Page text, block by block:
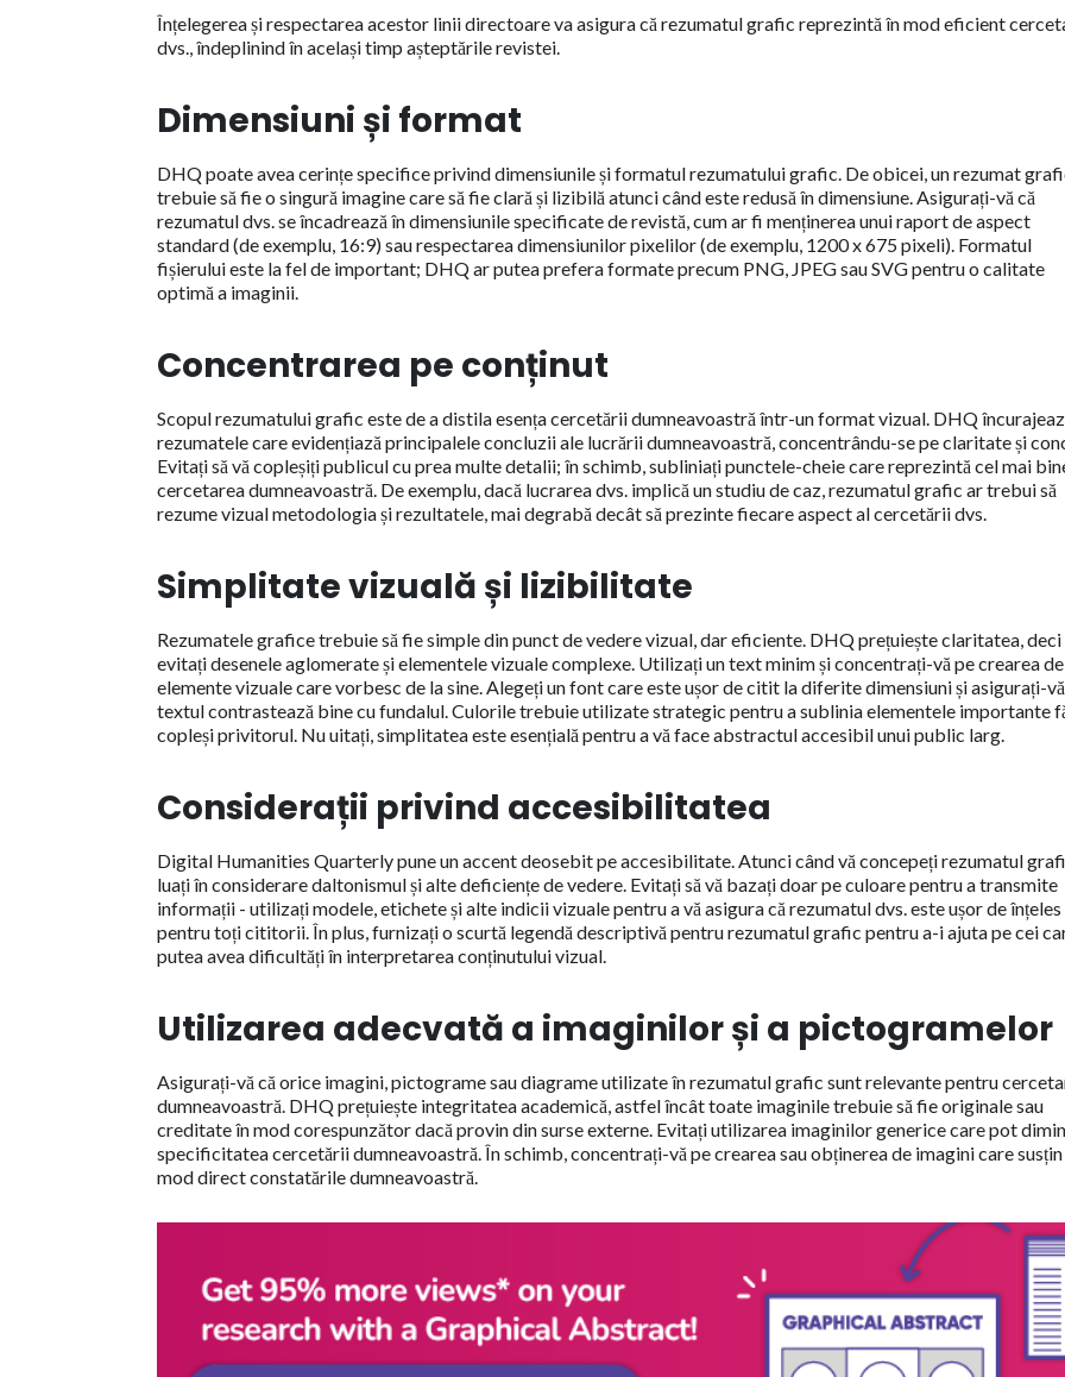
Înțelegerea și respectarea acestor linii directoare va asigura că rezumatul grafic reprezintă în mod eficient
dvs., îndeplinind în același timp așteptările revistei.
Dimensiuni și format
DHQ poate avea cerințe specifice privind dimensiunile și formatul rezumatului grafic. De obicei, un rezumat
trebuie să fie o singură imagine care să fie clară și lizibilă atunci când este redusă în dimensiune. Asigurați-vă că
rezumatul dvs. se încadrează în dimensiunile specificate de revistă, cum ar fi menținerea unui raport de aspect
standard (de exemplu, 16:9) sau respectarea dimensiunilor pixelilor (de exemplu, 1200 x 675 pixeli). Formatul
fișierului este la fel de important; DHQ ar putea prefera formate precum PNG, JPEG sau SVG pentru o calitate
optimă a imaginii.
Concentrarea pe conținut
Scopul rezumatului grafic este de a distila esența cercetării dumneavoastră într-un format vizual. DHQ
rezumatele care evidențiază principalele concluzii ale lucrării dumneavoastră, concentrându-se pe claritate și
Evitați să vă copleșiți publicul cu prea multe detalii; în schimb, subliniați punctele-cheie care reprezintă cel mai
cercetarea dumneavoastră. De exemplu, dacă lucrarea dvs. implică un studiu de caz, rezumatul grafic ar trebui să
rezume vizual metodologia și rezultatele, mai degrabă decât să prezinte fiecare aspect al cercetării dvs.
Simplitate vizuală și lizibilitate
Rezumatele grafice trebuie să fie simple din punct de vedere vizual, dar eficiente. DHQ prețuiește claritatea, deci
evitați desenele aglomerate și elementele vizuale complexe. Utilizați un text minim și concentrați-vă pe crearea de
elemente vizuale care vorbesc de la sine. Alegeți un font care este ușor de citit la diferite dimensiuni și asigurați-
textul contrastează bine cu fundalul. Culorile trebuie utilizate strategic pentru a sublinia elementele importante
copleși privitorul. Nu uitați, simplitatea este esențială pentru a vă face abstractul accesibil unui public larg.
Considerații privind accesibilitatea
Digital Humanities Quarterly pune un accent deosebit pe accesibilitate. Atunci când vă concepeți rezumatul
luați în considerare daltonismul și alte deficiențe de vedere. Evitați să vă bazați doar pe culoare pentru a transmite
informații - utilizați modele, etichete și alte indicii vizuale pentru a vă asigura că rezumatul dvs. este ușor de înțeles
pentru toți cititorii. În plus, furnizați o scurtă legendă descriptivă pentru rezumatul grafic pentru a-i ajuta pe cei
putea avea dificultăți în interpretarea conținutului vizual.
Utilizarea adecvată a imaginilor și a pictogramelor
Asigurați-vă că orice imagini, pictograme sau diagrame utilizate în rezumatul grafic sunt relevante pentru
dumneavoastră. DHQ prețuiește integritatea academică, astfel încât toate imaginile trebuie să fie originale sau
creditate în mod corespunzător dacă provin din surse externe. Evitați utilizarea imaginilor generice care pot
specificitatea cercetării dumneavoastră. În schimb, concentrați-vă pe crearea sau obținerea de imagini care
mod direct constatările dumneavoastră.